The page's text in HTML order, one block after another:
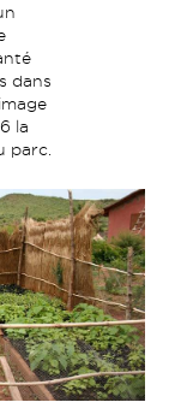
dans
la
parc.